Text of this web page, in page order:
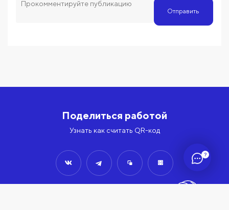
?
Отправить
Поделиться работой
Узнать как считать QR-код